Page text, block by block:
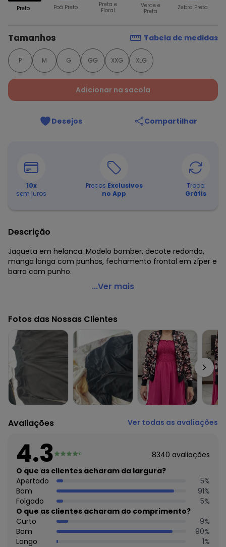
Preto Poá Preto
Preta e
Floral
Verde e
Preta
Zebra Preta
Tamanhos Tabela de medidas
P M G GG XXG XLG
Adicionar na sacola
Desejos Compartilhar
10x
sem juros
Preços Exclusivos
no App
Troca
Grátis
Descrição
Jaqueta em helanca. Modelo bomber, decote redondo,
manga longa com punhos, fechamento frontal em zíper e
barra com punho.
Moda Pop - Jaqueta Bomber Preto com Zíper
Modelagem: Solto
Comprimento da manga: Longa
Modelo da manga: Com punho
Decote frente: Redondo
Observação: Zíper funcional
Fechamento: Zíper
Tecido: Lã acrílica
Composição: 100% poliéster
...Ver mais
Fotos das Nossas Clientes
Avaliações Ver todas as avaliações
4.3 8340 avaliações
O que as clientes acharam da largura?
Apertado
5%
Bom
91%
Folgado
5%
O que as clientes acharam do comprimento?
Curto
9%
Bom
90%
Longo
1%